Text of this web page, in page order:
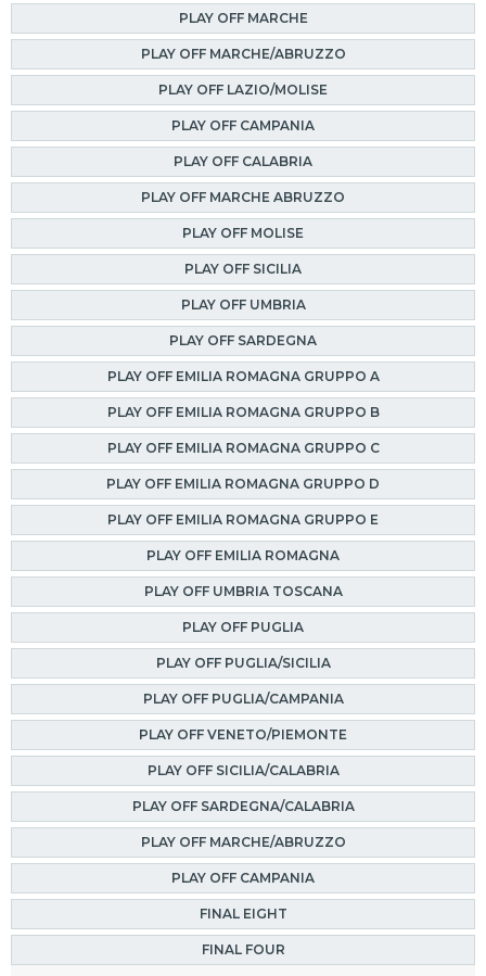
PLAY OFF MARCHE
PLAY OFF MARCHE/ABRUZZO
PLAY OFF LAZIO/MOLISE
PLAY OFF CAMPANIA
PLAY OFF CALABRIA
PLAY OFF MARCHE ABRUZZO
PLAY OFF MOLISE
PLAY OFF SICILIA
PLAY OFF UMBRIA
PLAY OFF SARDEGNA
PLAY OFF EMILIA ROMAGNA GRUPPO A
PLAY OFF EMILIA ROMAGNA GRUPPO B
PLAY OFF EMILIA ROMAGNA GRUPPO C
PLAY OFF EMILIA ROMAGNA GRUPPO D
PLAY OFF EMILIA ROMAGNA GRUPPO E
PLAY OFF EMILIA ROMAGNA
PLAY OFF UMBRIA TOSCANA
PLAY OFF PUGLIA
PLAY OFF PUGLIA/SICILIA
PLAY OFF PUGLIA/CAMPANIA
PLAY OFF VENETO/PIEMONTE
PLAY OFF SICILIA/CALABRIA
PLAY OFF SARDEGNA/CALABRIA
PLAY OFF MARCHE/ABRUZZO
PLAY OFF CAMPANIA
FINAL EIGHT
FINAL FOUR